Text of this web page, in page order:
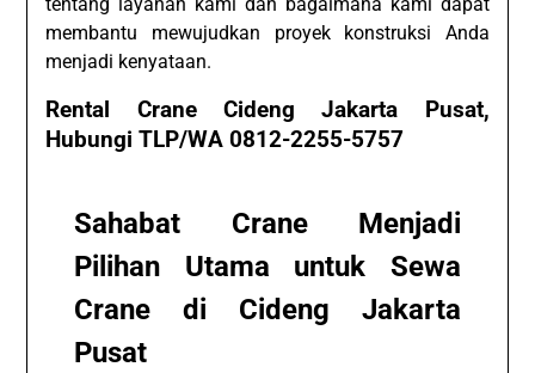
tentang layanan kami dan bagaimana kami dapat
membantu mewujudkan proyek konstruksi Anda
menjadi kenyataan.
Rental Crane Cideng Jakarta Pusat,
Hubungi TLP/WA 0812-2255-5757
Sahabat Crane Menjadi
Pilihan Utama untuk Sewa
Crane di Cideng Jakarta
Pusat